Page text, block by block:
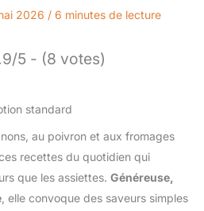
2026 / 6 minutes de lecture
5 - (8 votes)
au poivron et aux fromages
recettes du quotidien qui
que les assiettes. Généreuse,
, elle convoque des saveurs simples